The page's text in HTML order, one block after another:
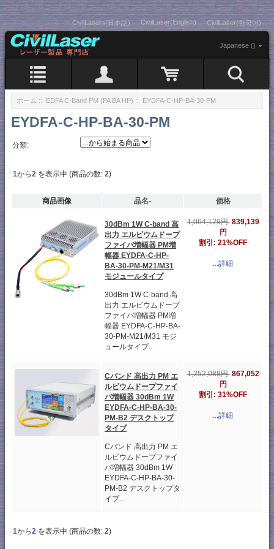
CivilLasers(日本語) CivilLaser(English) CivilLaser(한국어)
Japanese ()
ホーム :: EDFA C-Band PM (PA BA HP) :: EYDFA-C-HP-BA-30-PM
EYDFA-C-HP-BA-30-PM
分類:
1から2 を表示中 (商品の数: 2)
商品画像 品名- 価格
30dBm 1W C-band 高
出力 エルビウムドープ
ファイバ増幅器 PM増
幅器 EYDFA-C-HP-
BA-30-PM-M21/M31
モジュールタイプ
30dBm 1W C-band 高
出力 エルビウムドープ
ファイバ増幅器 PM増
幅器 EYDFA-C-HP-BA-
30-PM-M21/M31 モジ
ュールタイプ...
1,064,129円 839,139
円
割引: 21%OFF
...詳細
Cバンド 高出力 PM エ
ルビウムドープファイ
バ増幅器 30dBm 1W
EYDFA-C-HP-BA-30-
PM-B2 デスクトップ
タイプ
Cバンド 高出力 PM エ
ルビウムドープファイ
バ増幅器 30dBm 1W
EYDFA-C-HP-BA-30-
PM-B2 デスクトップタ
イプ...
1,252,089円 867,052
円
割引: 31%OFF
...詳細
1から2 を表示中 (商品の数: 2)